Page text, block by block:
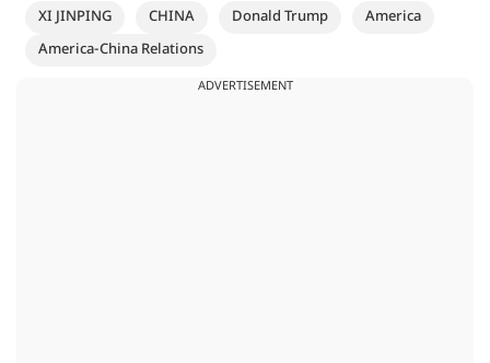
XI JINPING CHINA Donald Trump
America
America-China Relations
ADVERTISEMENT